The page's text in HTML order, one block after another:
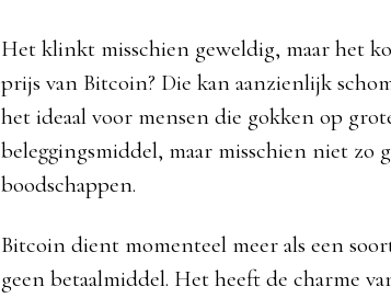
Het klinkt misschien geweldig, maar het
prijs van Bitcoin? Die kan aanzienlijk
het ideaal voor mensen die gokken op
beleggingsmiddel, maar misschien niet zo
boodschappen.
Bitcoin dient momenteel meer als een
geen betaalmiddel. Het heeft de charme